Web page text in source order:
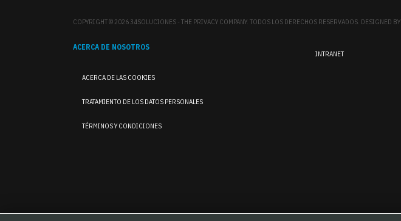
COPYRIGHT © 2026 34SOLUCIONES - THE PRIVACY COMPANY. TODOS LOS DERECHOS RESERVADOS. DESIGNED BY
ACERCA DE NOSOTROS
ACERCA DE LAS COOKIES
TRATAMIENTO DE LOS DATOS PERSONALES
TÉRMINOS Y CONDICIONES
INTRANET